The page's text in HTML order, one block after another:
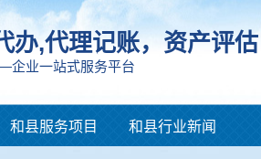
办,代理记账，资产评估
企业一站式服务平台
和县服务项目 和县行业新闻